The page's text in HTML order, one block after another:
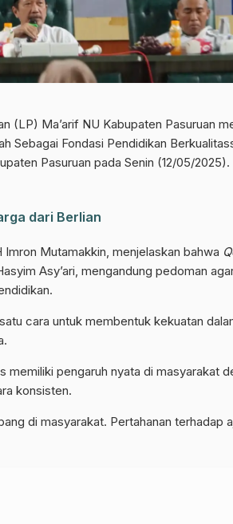
(LP) Ma’arif NU Kabupaten Pasuruan
Sebagai Fondasi Pendidikan
Pasuruan pada Senin (12/05/2025).
dari Berlian
Mutamakkin, menjelaskan bahwa
Asy’ari, mengandung pedoman
cara untuk membentuk kekuatan
memiliki pengaruh nyata di masyarakat
konsisten.
di masyarakat. Pertahanan terhadap